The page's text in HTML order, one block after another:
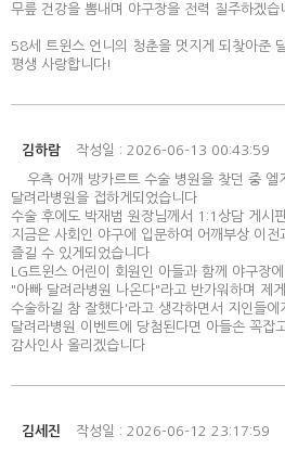
무릎 건강을 뽐내며 야구장을 전력 질주하겠습
58세 트윈스 언니의 청춘을 멋지게 되찾아준
평생 사랑합니다!
김하람 작성일 : 2026-06-13 00:43:59
우측 어깨 방카르트 수술 병원을 찾던 중 엘
달려라병원을 접하게되었습니다
수술 후에도 박재범 원장님께서 1:1상담 게시
지금은 사회인 야구에 입문하여 어깨부상 이
즐길 수 있게되었습니다
LG트윈스 어린이 회원인 아들과 함께 야구장
"아빠 달려라병원 나온다"라고 반가워하며 제
수술하길 참 잘했다'라고 생각하면서 지인들에
달려라병원 이벤트에 당첨된다면 아들손 꼭잡
감사인사 올리겠습니다
김세진 작성일 : 2026-06-12 23:17:59